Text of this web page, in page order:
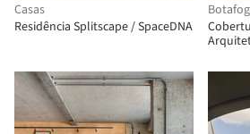
Casas
Residência Splitscape / SpaceDNA